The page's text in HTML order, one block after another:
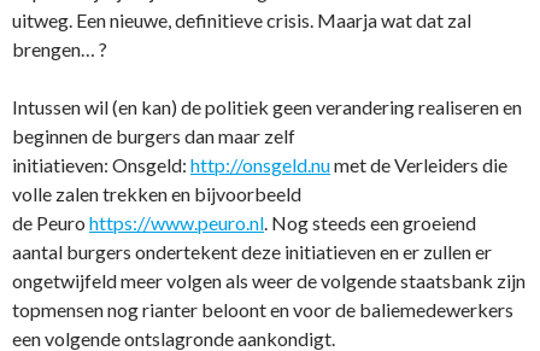
uitweg. Een nieuwe, definitieve crisis. Maarja wat dat zal
brengen… ?
Intussen wil (en kan) de politiek geen verandering realiseren en
beginnen de burgers dan maar zelf
initiatieven: Onsgeld: http://onsgeld.numet de Verleiders die
volle zalen trekken en bijvoorbeeld
de Peuro https://www.peuro.nl. Nog steeds een groeiend
aantal burgers ondertekent deze initiatieven en er zullen er
ongetwijfeld meer volgen als weer de volgende staatsbank zijn
topmensen nog rianter beloont en voor de baliemedewerkers
een volgende ontslagronde aankondigt.